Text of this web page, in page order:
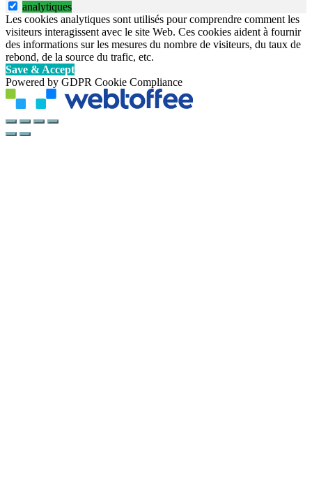
analytiques
Les cookies analytiques sont utilisés pour comprendre comment les
visiteurs interagissent avec le site Web. Ces cookies aident à fournir
des informations sur les mesures du nombre de visiteurs, du taux de
rebond, de la source du trafic, etc.
Save & Accept
Powered by GDPR Cookie Compliance